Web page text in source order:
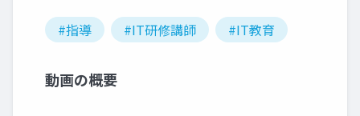
#指導 #IT研修講師 #IT教育
動画の概要